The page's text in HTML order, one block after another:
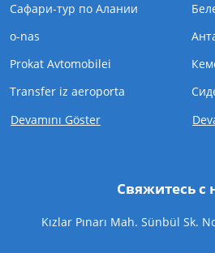
Сафари-тур по Алании
o-nas
Prokat Avtomobilei
Transfer iz aeroporta
Devamını Göster
Свяжитесь с
Kızlar Pınarı Mah. Sünbül Sk.